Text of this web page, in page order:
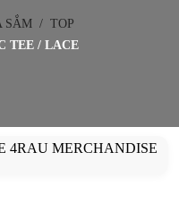
SẮM
TOP
TEE / LACE